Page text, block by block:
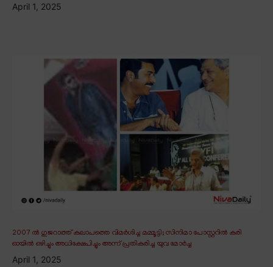
April 1, 2025
2007 ൽ ഗുജറാത്ത് കലാപത്തെ വിമർശിച്ച മമ്മൂട്ടി; സിനിമാ പോസ്റ്ററിൽ കരി
ഓയിൽ ഒഴിച്ചും അധിക്ഷേപിച്ചും അന്ന് പ്രതികരിച്ച യുവ മോർച്ച
April 1, 2025